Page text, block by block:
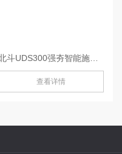
查看详情